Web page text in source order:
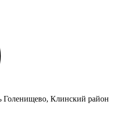
Голенищево, Клинский район